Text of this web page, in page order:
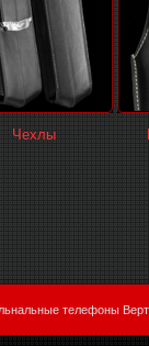
Чехлы
телефоны